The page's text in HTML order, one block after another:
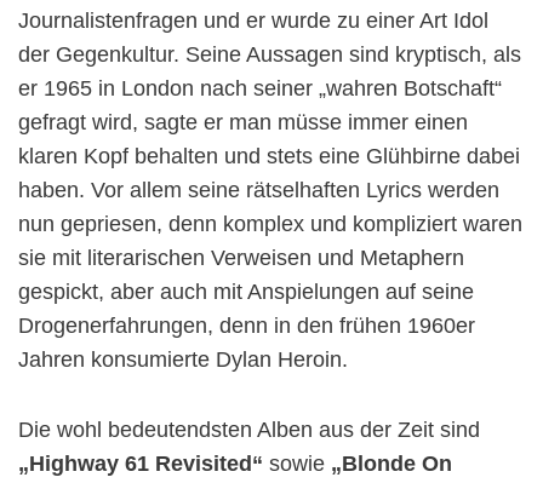
Journalistenfragen und er wurde zu einer Art Idol
der Gegenkultur. Seine Aussagen sind kryptisch, als
er 1965 in London nach seiner „wahren Botschaft“
gefragt wird, sagte er man müsse immer einen
klaren Kopf behalten und stets eine Glühbirne dabei
haben. Vor allem seine rätselhaften Lyrics werden
nun gepriesen, denn komplex und kompliziert waren
sie mit literarischen Verweisen und Metaphern
gespickt, aber auch mit Anspielungen auf seine
Drogenerfahrungen, denn in den frühen 1960er
Jahren konsumierte Dylan Heroin.
Die wohl bedeutendsten Alben aus der Zeit sind
„Highway 61 Revisited“ sowie „Blonde On